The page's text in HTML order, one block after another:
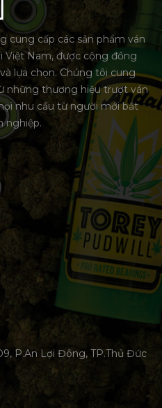
cung cấp các sản phẩm ván
Việt Nam, được cộng đồng
lựa chọn. Chúng tôi cung
những thương hiệu trượt ván
nhu cầu từ người mới bắt
nghiệp.
P.An Lợi Đông, TP.Thủ Đức